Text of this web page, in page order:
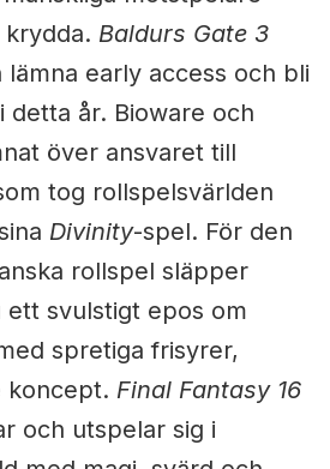
krydda. Baldurs Gate 3
early access och bli
detta år. Bioware och
över ansvaret till
tog rollspelsvärlden
Divinity-spel. För den
rollspel släpper
ett svulstigt epos om
spretiga frisyrer,
koncept. Final Fantasy 16
och utspelar sig i